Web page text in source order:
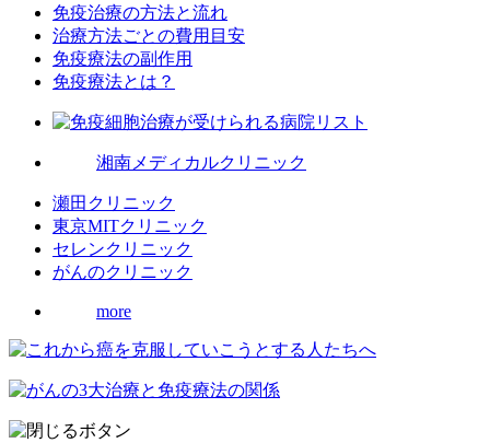
免疫治療の方法と流れ
治療方法ごとの費用目安
免疫療法の副作用
免疫療法とは？
湘南メディカルクリニック
瀬田クリニック
東京MITクリニック
セレンクリニック
がんのクリニック
more